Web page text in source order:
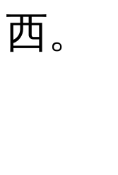
西。